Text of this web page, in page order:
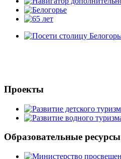
Проекты
Образовательные ресурсы